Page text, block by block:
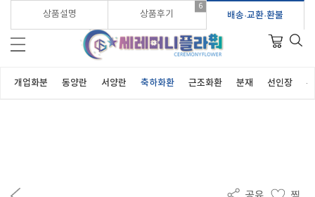
가입시 적립금 3,000원 바로지급!
개업화분 동양란 서양란 축하화환 근조화환 분재 선인장
상품설명 상품후기
6
배송·교환·환불